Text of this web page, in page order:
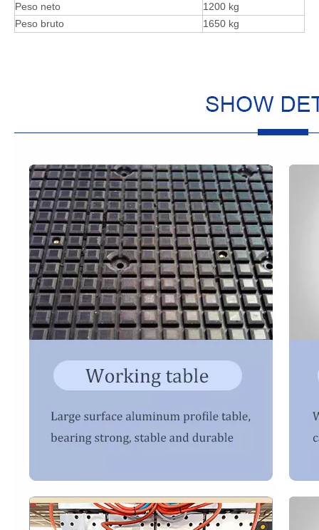
Peso neto
1200 kg
Peso bruto
1650 kg